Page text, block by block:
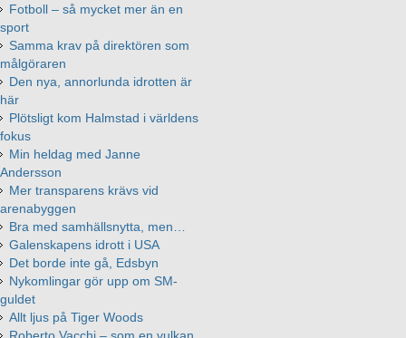
Fotboll – så mycket mer än en
sport
Samma krav på direktören som
målgöraren
Den nya, annorlunda idrotten är
här
Plötsligt kom Halmstad i världens
fokus
Min heldag med Janne
Andersson
Mer transparens krävs vid
arenabyggen
Bra med samhällsnytta, men…
Galenskapens idrott i USA
Det borde inte gå, Edsbyn
Nykomlingar gör upp om SM-
guldet
Allt ljus på Tiger Woods